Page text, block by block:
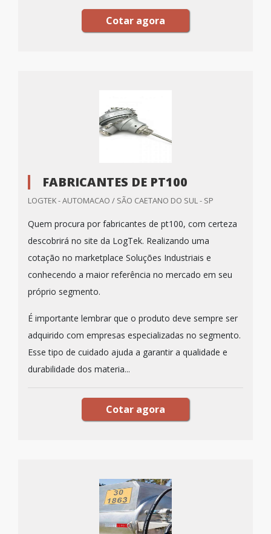
Cotar agora
FABRICANTES DE PT100
LOGTEK - AUTOMACAO / SÃO CAETANO DO SUL - SP
Quem procura por fabricantes de pt100, com certeza
descobrirá no site da LogTek. Realizando uma
cotação no marketplace Soluções Industriais e
conhecendo a maior referência no mercado em seu
próprio segmento.
É importante lembrar que o produto deve sempre ser
adquirido com empresas especializadas no segmento.
Esse tipo de cuidado ajuda a garantir a qualidade e
durabilidade dos materia...
Cotar agora